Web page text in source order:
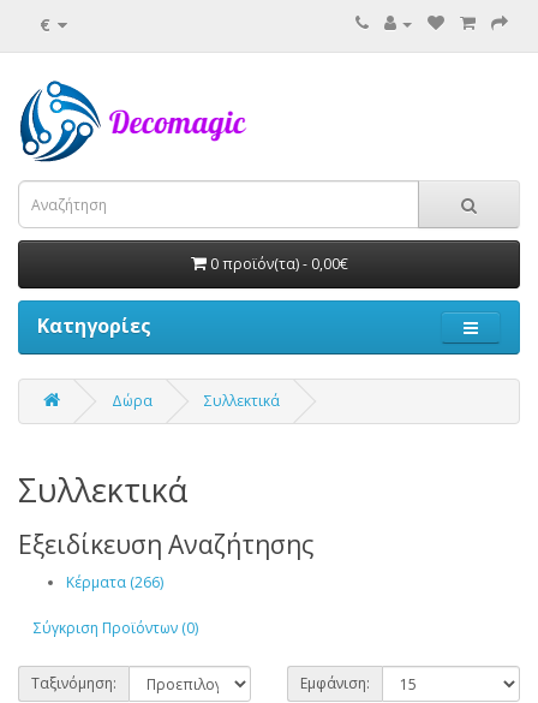
€
0 προϊόν(τα) - 0,00€
Κατηγορίες
Δώρα Συλλεκτικά
Συλλεκτικά
Εξειδίκευση Αναζήτησης
Κέρματα (266)
Σύγκριση Προϊόντων (0)
Ταξινόμηση: Εμφάνιση: